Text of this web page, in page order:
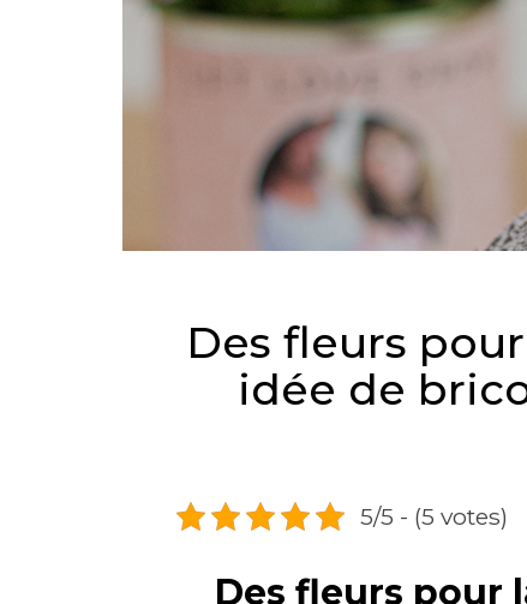
Des fleurs
idée de
5/5 - (5 votes)
Des fleurs pour